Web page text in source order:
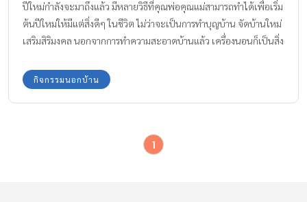
ปีใหม่กำลังจะมาถึงแล้ว มีหลายวิธีที่คุณพ่อคุณแม่สามารถทำได้เพื่อเริ่ม
ต้นปีใหม่ให้มีแต่สิ่งดีๆ ในชีวิต ไม่ว่าจะเป็นการทำบุญบ้าน จัดบ้านใหม่
เสริมสิริมงคล นอกจากการทำความสะอาดบ้านแล้ว เครื่องนอนก็เป็นสิ่ง
มา "ซักหมอน" สีเหลืองอ๋อยของลูกน้อย ให้กลับมาขาวเหมือนใหม่ดัง
เดิม เพื่อสุขอนามัยที่ดีกันค่ะ
กิจกรรมนอกบ้าน
1